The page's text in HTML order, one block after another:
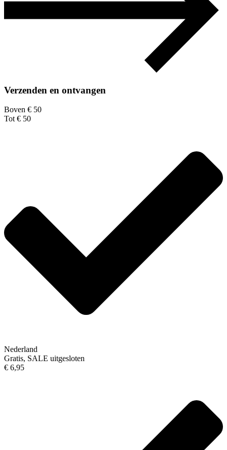
Verzenden en ontvangen
Boven € 50
Tot € 50
Nederland
Gratis, SALE uitgesloten
€ 6,95